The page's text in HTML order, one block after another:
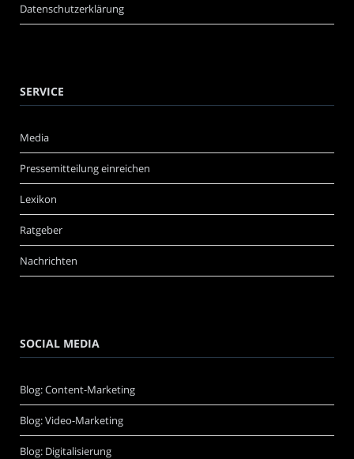
Datenschutzerklärung
SERVICE
Media
Pressemitteilung einreichen
Lexikon
Ratgeber
Nachrichten
SOCIAL MEDIA
Blog: Content-Marketing
Blog: Video-Marketing
Blog: Digitalisierung